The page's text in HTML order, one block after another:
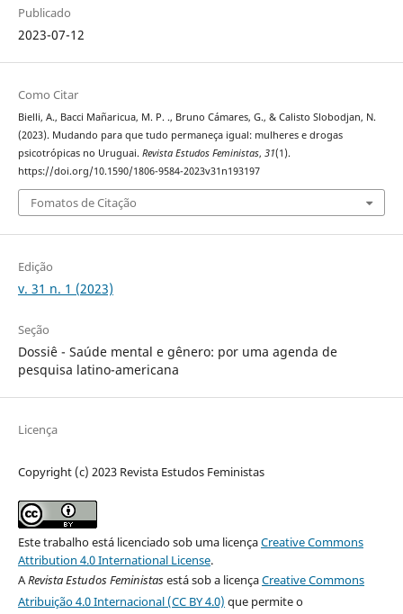
Publicado
2023-07-12
Como Citar
Bielli, A., Bacci Mañaricua, M. P. ., Bruno Cámares, G., & Calisto Slobodjan, N.
(2023). Mudando para que tudo permaneça igual: mulheres e drogas
psicotrópicas no Uruguai. Revista Estudos Feministas, 31(1).
https://doi.org/10.1590/1806-9584-2023v31n193197
Fomatos de Citação
Edição
v. 31 n. 1 (2023)
Seção
Dossiê - Saúde mental e gênero: por uma agenda de
pesquisa latino-americana
Licença
Copyright (c) 2023 Revista Estudos Feministas
Este trabalho está licenciado sob uma licençaCreative Commons
Attribution 4.0 International License.
ARevista Estudos Feministasestá sob a licençaCreative Commons
Atribuição 4.0 Internacional (CC BY 4.0) que permite o